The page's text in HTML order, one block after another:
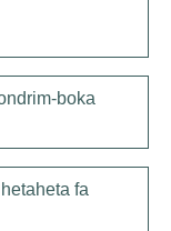
boka
fa